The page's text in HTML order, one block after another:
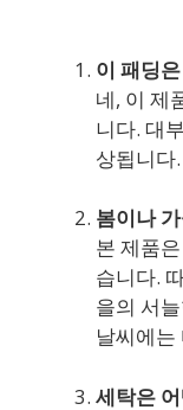
이 패딩
네, 이 제
니다. 대
상됩니다.
봄이나
본 제품
습니다.
을의 서
날씨에는
세탁은